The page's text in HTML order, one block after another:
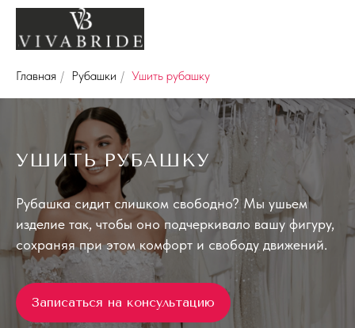
Главная / Рубашки / Ушить рубашку
УШИТЬ РУБАШКУ
Рубашка сидит слишком свободно? Мы ушьем
изделие так, чтобы оно подчеркивало вашу фигуру,
сохраняя при этом комфорт и свободу движений.
Записаться на консультацию